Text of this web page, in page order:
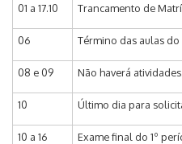
01 a 17.10 Trancamento de
06 Término das aulas
08 e 09 Não haverá atividades.
10 Último dia para
10 a 16 Exame final do 1º